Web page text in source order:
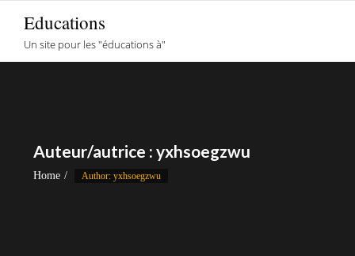
content
Educations
Un site pour les "éducations à"
Auteur/autrice : yxhsoegzwu
Home Author: yxhsoegzwu